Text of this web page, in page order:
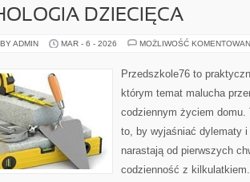
DZIECIĘCA
ADMIN MAR - 6 - 2026 MOŻLIWOŚĆ
Przedszkole76 to
którym temat malucha
codziennym życiem domu.
to, by wyjaśniać dylematy
narastają od pierwszych
codzienność z